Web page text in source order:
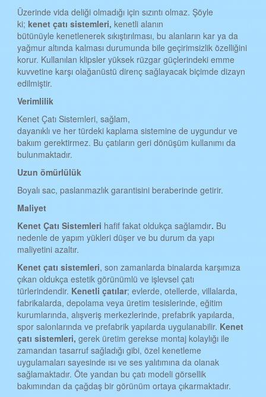
Üzerinde vida deliği olmadığı için sızıntı olmaz. Şöyle
ki;kenet çatı sistemleri,kenetli alanın
bütünüyle kenetlenerek sıkıştırılması, bu alanların kar ya da
yağmur altında kalması durumunda bile geçirimsizlik özelliğini
korur. Kullanılan klipsler yüksek rüzgar güçlerindeki emme
kuvvetine karşı olağanüstü direnç sağlayacak biçimde dizayn
edilmiştir.
Verimlilik
Kenet Çatı Sistemleri, sağlam,
dayanıklı ve her türdeki kaplama sistemine de uygundur ve
bakıım gerektirmez. Bu çatıların geri dönüşüm kullanımı da
bulunmaktadır.
Uzun ömürlülük
Boyalı sac, paslanmazlık garantisini beraberinde getirir.
Maliyet
Kenet Çatı Sistemleri hafif fakat oldukça sağlamdır. Bu
nedenle de yapım yükleri düşer ve bu durum da yapı
maliyetini azaltır.
Kenet çatı sistemleri, son zamanlarda binalarda karşımıza
çıkan oldukça estetik görünümlü ve işlevsel çatı
türlerindendir. Kenetli çatılar; evlerde, otellerde, villalarda,
fabrikalarda, depolama veya üretim tesislerinde, eğitim
kurumlarında, alışveriş merkezlerinde, prefabrik yapılarda,
spor salonlarında ve prefabrik yapılarda uygulanabilir. Kenet
çatı sistemleri,gerek üretim gerekse montaj kolaylığı ile
zamandan tasarruf sağladığı gibi, özel kenetleme
uygulamaları sayesinde ısı ve ses yalıtımına da olanak
sağlamaktadır. Öte yandan bu çatı modeli görsellik
bakımından da çağdaş bir görünüm ortaya çıkarmaktadır.